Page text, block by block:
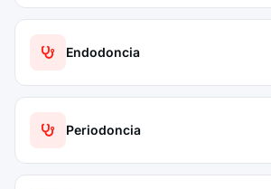
Endodoncia
Periodoncia